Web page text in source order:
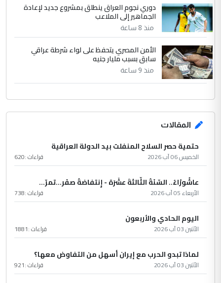
دوري نجوم العراق ينطلق بمشروع جديد لإعادة
الجماهير إلى الملاعب
منذ 8 ساعة
الأمن المصري يتحفظ على لواء شرطة عراقي
سابق بسبب مليار جنيه
منذ 9 ساعة
المقالات
حتمية حصر السلاح المنفلت بيد الدولة العراقية
الخميس 06 آب 2026 قراءات :620
عاشُورْاءُ.. السّنَةُ الثّالثةَ عشَرَة - إِنتفاضةُ صفَر…تمرّ...
الأربعاء 05 آب 2026 قراءات :738
اليوم الحادي والأربعون
الأثنين 03 آب 2026 قراءات :1881
لماذا تبدو الحرب مع إيران أسهل من التفاوض معها؟
الأثنين 03 آب 2026 قراءات :921